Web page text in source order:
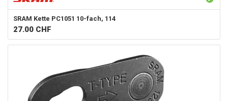
SRAM Kette PC1051 10-fach, 114
27.00 CHF